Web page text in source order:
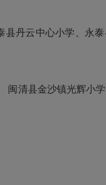
县丹云中心小学、永
闽清县金沙镇光辉小